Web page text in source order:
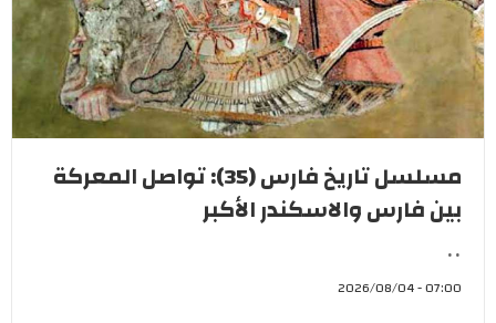
مسلسل تاريخ فارس (35): تواصل المعركة
بين فارس والاسكندر الأكبر
..
07:00 - 2026/08/04